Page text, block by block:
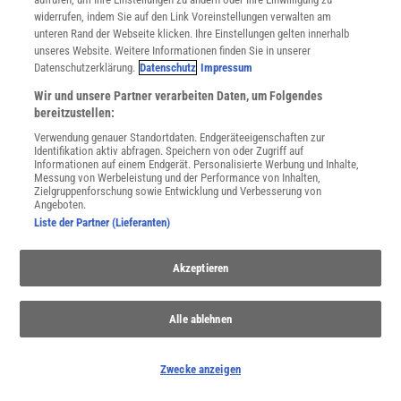
führen zum selben Schadbild. DieStickstoff-Hypotheseberuht auf
der Synthese verschiedener Beobachtungen und theoretischer
Überlegungen. Das Überangebot an Stickstoff (N) führt zu
unausgewogenen Nährstoffbilanzen der Bäume und
"Verdünnungseffekten" hinsichtlich jener Elemente, die im Boden
Magnesium, Kalium), sowie zur Veränderung der Mykorrhizierung
der Bäume. Hinzu kommen die Verringerung der Frosthärte und
die Veränderung in der Anfälligkeit der Bäume gegenüber
fressenden und saugenden Insekten sowie gegenüber pilzlichen
Bodenversauerung, wodurch die Nährstoffungleichgewichte weiter
verstärkt werden. – DieStreßhypothesegeht davon aus, daß eine
Vielzahl von Schadenseinflüssen als Streßfaktoren
bringen". Ist eine gewisse Dosis an Streß überschritten, zeigt die
widerrufen, indem Sie auf den Link Voreinstellungen verwalten am
unteren Rand der Webseite klicken. Ihre Einstellungen gelten innerhalb
unseres Website. Weitere Informationen finden Sie in unserer
Datenschutzerklärung. Datenschutz Impressum
Wir und unsere Partner verarbeiten Daten, um Folgendes
bereitzustellen:
Verwendung genauer Standortdaten. Endgeräteeigenschaften zur
Identifikation aktiv abfragen. Speichern von oder Zugriff auf
Informationen auf einem Endgerät. Personalisierte Werbung und Inhalte,
Messung von Werbeleistung und der Performance von Inhalten,
Zielgruppenforschung sowie Entwicklung und Verbesserung von
Angeboten.
Liste der Partner (Lieferanten)
Akzeptieren
Alle ablehnen
Zwecke anzeigen